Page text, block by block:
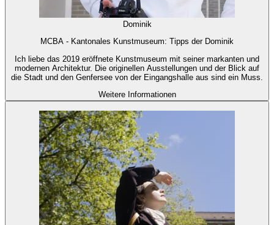
Dominik
MCBA - Kantonales Kunstmuseum: Tipps der Dominik
Ich liebe das 2019 eröffnete Kunstmuseum mit seiner markanten und
modernen Architektur. Die originellen Ausstellungen und der Blick auf
die Stadt und den Genfersee von der Eingangshalle aus sind ein Muss.
Weitere Informationen